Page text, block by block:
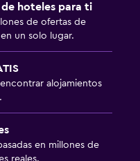
de hoteles para ti
de ofertas de
un solo lugar.
alojamientos
en millones de
reales.